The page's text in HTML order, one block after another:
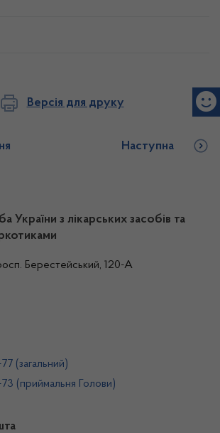
Версія для друку
Наступна
України з лікарських засобів та
Берестейський, 120-А
(загальний)
(приймальня Голови)